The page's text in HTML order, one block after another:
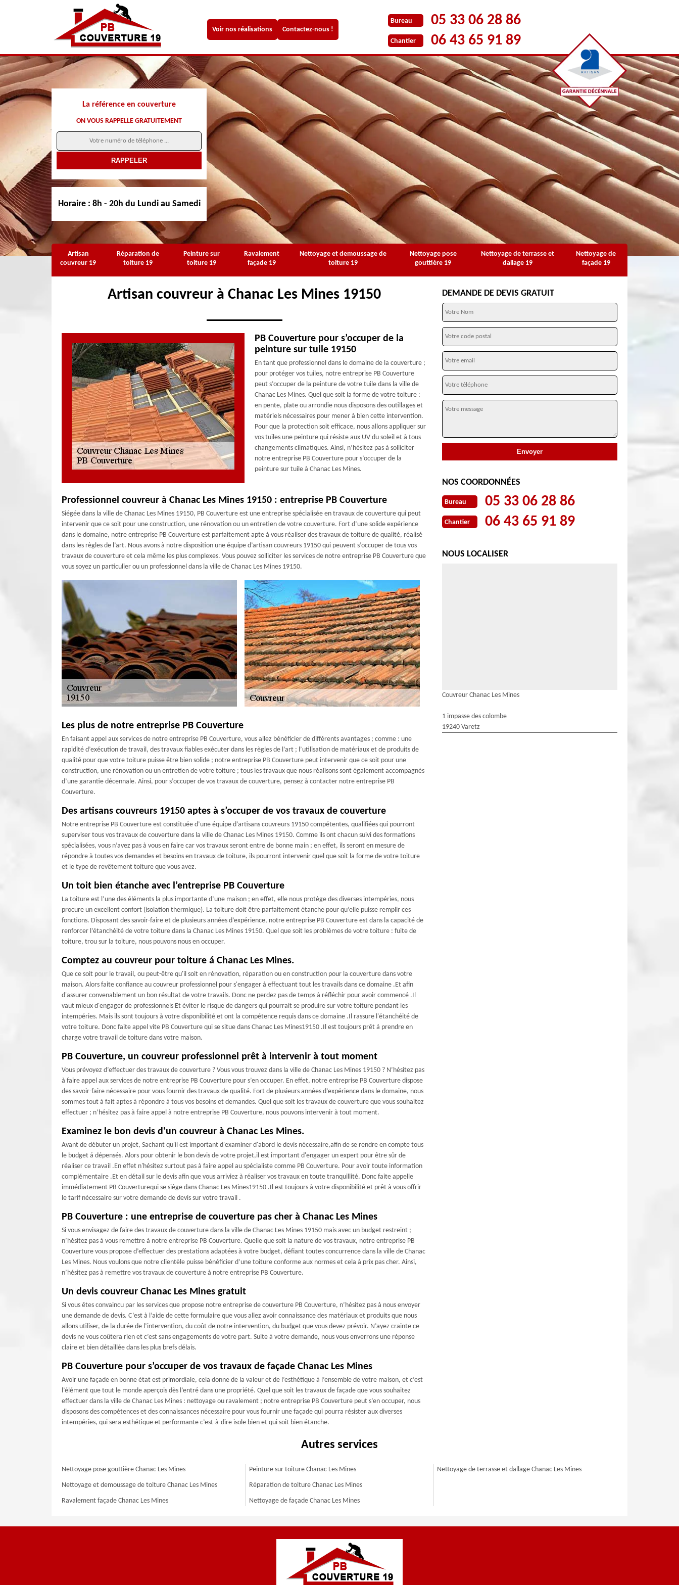
Voir nos réalisations Contactez-nous !
Bureau 05 33 06 28 86
Chantier 06 43 65 91 89
La référence en couverture
ON VOUS RAPPELLE GRATUITEMENT
Horaire : 8h - 20h du Lundi au Samedi
Artisan
couvreur 19
Réparation de
toiture 19
Peinture sur
toiture 19
Ravalement
façade 19
Nettoyage et demoussage de
toiture 19
Nettoyage pose
gouttière 19
Nettoyage de terrasse et
dallage 19
Nettoyage de
façade 19
Artisan couvreur à Chanac Les Mines 19150
PB Couverture pour s’occuper de la
peinture sur tuile 19150
En tant que professionnel dans le domaine de la couverture ;
pour protéger vos tuiles, notre entreprise PB Couverture
peut s’occuper de la peinture de votre tuile dans la ville de
Chanac Les Mines. Quel que soit la forme de votre toiture :
en pente, plate ou arrondie nous disposons des outillages et
matériels nécessaires pour mener à bien cette intervention.
Pour que la protection soit efficace, nous allons appliquer sur
vos tuiles une peinture qui résiste aux UV du soleil et à tous
changements climatiques. Ainsi, n’hésitez pas à solliciter
notre entreprise PB Couverture pour s’occuper de la
peinture sur tuile à Chanac Les Mines.
Professionnel couvreur à Chanac Les Mines 19150 : entreprise PB Couverture
Siégée dans la ville de Chanac Les Mines 19150, PB Couverture est une entreprise spécialisée en travaux de couverture qui peut
intervenir que ce soit pour une construction, une rénovation ou un entretien de votre couverture. Fort d’une solide expérience
dans le domaine, notre entreprise PB Couverture est parfaitement apte à vous réaliser des travaux de toiture de qualité, réalisé
dans les règles de l’art. Nous avons à notre disposition une équipe d’artisan couvreurs 19150 qui peuvent s’occuper de tous vos
travaux de couverture et cela même les plus complexes. Vous pouvez solliciter les services de notre entreprise PB Couverture que
vous soyez un particulier ou un professionnel dans la ville de Chanac Les Mines 19150.
Les plus de notre entreprise PB Couverture
En faisant appel aux services de notre entreprise PB Couverture, vous allez bénéficier de différents avantages ; comme : une
rapidité d’exécution de travail, des travaux fiables exécuter dans les règles de l’art ; l’utilisation de matériaux et de produits de
qualité pour que votre toiture puisse être bien solide ; notre entreprise PB Couverture peut intervenir que ce soit pour une
construction, une rénovation ou un entretien de votre toiture ; tous les travaux que nous réalisons sont également accompagnés
d’une garantie décennale. Ainsi, pour s’occuper de vos travaux de couverture, pensez à contacter notre entreprise PB
Couverture.
Des artisans couvreurs 19150 aptes à s’occuper de vos travaux de couverture
Notre entreprise PB Couverture est constituée d’une équipe d’artisans couvreurs 19150 compétentes, qualifiées qui pourront
superviser tous vos travaux de couverture dans la ville de Chanac Les Mines 19150. Comme ils ont chacun suivi des formations
spécialisées, vous n’avez pas à vous en faire car vos travaux seront entre de bonne main ; en effet, ils seront en mesure de
répondre à toutes vos demandes et besoins en travaux de toiture, ils pourront intervenir quel que soit la forme de votre toiture
et le type de revêtement toiture que vous avez.
Un toit bien étanche avec l’entreprise PB Couverture
La toiture est l’une des éléments la plus importante d’une maison ; en effet, elle nous protège des diverses intempéries, nous
procure un excellent confort (isolation thermique). La toiture doit être parfaitement étanche pour qu’elle puisse remplir ces
fonctions. Disposant des savoir-faire et de plusieurs années d’expérience, notre entreprise PB Couverture est dans la capacité de
renforcer l’étanchéité de votre toiture dans la Chanac Les Mines 19150. Quel que soit les problèmes de votre toiture : fuite de
toiture, trou sur la toiture, nous pouvons nous en occuper.
Comptez au couvreur pour toiture á Chanac Les Mines.
Que ce soit pour le travail, ou peut-être qu'il soit en rénovation, réparation ou en construction pour la couverture dans votre
maison. Alors faite confiance au couvreur professionnel pour s'engager á effectuant tout les travails dans ce domaine .Et afin
d'assurer convenablement un bon résultat de votre travails. Donc ne perdez pas de temps à réfléchir pour avoir commencé .Il
vaut mieux d'engager de professionnels Et éviter le risque de dangers qui pourrait se produire sur votre toiture pendant les
intempéries. Mais ils sont toujours à votre disponibilité et ont la compétence requis dans ce domaine .Il rassure l'étanchéité de
votre toiture. Donc faite appel vite PB Couverture qui se situe dans Chanac Les Mines19150 .Il est toujours prêt á prendre en
charge votre travail de toiture dans votre maison.
PB Couverture, un couvreur professionnel prêt à intervenir à tout moment
Vous prévoyez d’effectuer des travaux de couverture ? Vous vous trouvez dans la ville de Chanac Les Mines 19150 ? N’hésitez pas
à faire appel aux services de notre entreprise PB Couverture pour s’en occuper. En effet, notre entreprise PB Couverture dispose
des savoir-faire nécessaire pour vous fournir des travaux de qualité. Fort de plusieurs années d’expérience dans le domaine, nous
sommes tout à fait aptes à répondre à tous vos besoins et demandes. Quel que soit les travaux de couverture que vous souhaitez
effectuer ; n’hésitez pas à faire appel à notre entreprise PB Couverture, nous pouvons intervenir à tout moment.
Examinez le bon devis d'un couvreur à Chanac Les Mines.
Avant de débuter un projet, Sachant qu'il est important d'examiner d'abord le devis nécessaire,afin de se rendre en compte tous
le budget á dépensés. Alors pour obtenir le bon devis de votre projet,il est important d'engager un expert pour être sûr de
réaliser ce travail .En effet n'hésitez surtout pas à faire appel au spécialiste comme PB Couverture. Pour avoir toute information
complémentaire .Et en détail sur le devis afin que vous arriviez à réaliser vos travaux en toute tranquillité. Donc faite appelle
immédiatement PB Couverturequi se siège dans Chanac Les Mines19150 .Il est toujours à votre disponibilité et prêt à vous offrir
le tarif nécessaire sur votre demande de devis sur votre travail .
PB Couverture : une entreprise de couverture pas cher à Chanac Les Mines
Si vous envisagez de faire des travaux de couverture dans la ville de Chanac Les Mines 19150 mais avec un budget restreint ;
n’hésitez pas à vous remettre à notre entreprise PB Couverture. Quelle que soit la nature de vos travaux, notre entreprise PB
Couverture vous propose d’effectuer des prestations adaptées à votre budget, défiant toutes concurrence dans la ville de Chanac
Les Mines. Nous voulons que notre clientèle puisse bénéficier d’une toiture conforme aux normes et cela à prix pas cher. Ainsi,
n’hésitez pas à remettre vos travaux de couverture à notre entreprise PB Couverture.
Un devis couvreur Chanac Les Mines gratuit
Si vous êtes convaincu par les services que propose notre entreprise de couverture PB Couverture, n’hésitez pas à nous envoyer
une demande de devis. C’est à l’aide de cette formulaire que vous allez avoir connaissance des matériaux et produits que nous
allons utiliser, de la durée de l’intervention, du coût de notre intervention, du budget que vous devez prévoir. N’ayez crainte ce
devis ne vous coûtera rien et c’est sans engagements de votre part. Suite à votre demande, nous vous enverrons une réponse
claire et bien détaillée dans les plus brefs délais.
PB Couverture pour s’occuper de vos travaux de façade Chanac Les Mines
Avoir une façade en bonne état est primordiale, cela donne de la valeur et de l’esthétique à l’ensemble de votre maison, et c’est
l’élément que tout le monde aperçois dès l’entré dans une propriété. Quel que soit les travaux de façade que vous souhaitez
effectuer dans la ville de Chanac Les Mines : nettoyage ou ravalement ; notre entreprise PB Couverture peut s’en occuper, nous
disposons des compétences et des connaissances nécessaire pour vous fournir une façade qui pourra résister aux diverses
intempéries, qui sera esthétique et performante c’est-à-dire isole bien et qui soit bien étanche.
DEMANDE DE DEVIS GRATUIT
NOS COORDONNÉES
Bureau 05 33 06 28 86
Chantier 06 43 65 91 89
NOUS LOCALISER
Couvreur Chanac Les Mines
1 impasse des colombe
19240 Varetz
Autres services
Nettoyage pose gouttière Chanac Les Mines
Nettoyage et demoussage de toiture Chanac Les Mines
Ravalement façade Chanac Les Mines
Peinture sur toiture Chanac Les Mines
Réparation de toiture Chanac Les Mines
Nettoyage de façade Chanac Les Mines
Nettoyage de terrasse et dallage Chanac Les Mines